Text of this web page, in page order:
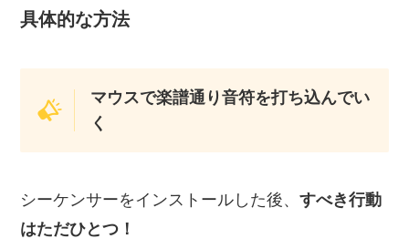
具体的な方法
マウスで楽譜通り音符を打ち込んでい
く
シーケンサーをインストールした後、すべき行動
はただひとつ！